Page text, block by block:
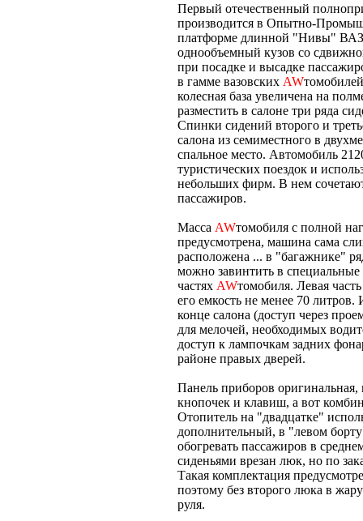
Первый отечественный
производится в Опытно-
платформе длинной "Нивы"
однообъемный кузов со
при посадке и высадке
в гамме вазовских AW
колесная база увеличена на
разместить в салоне три ряда
Спинки сидений второго и
салона из семиместного в
спальное место. Автомобиль
туристических поездок и
небольших фирм. В нем
пассажиров.
Масса AWтомобиля с полной
предусмотрена, машина сама
расположена ... в "багажнике"
можно завинтить в специальные
частях AWтомобиля. Левая
его емкость не менее 70
конце салона (доступ через
для мелочей, необходимых
доступ к лампочкам задних
районе правых дверей.
Панель приборов оригинальная,
кнопочек и клавиш, а вот
Отопитель на "двадцатке"
дополнительный, в "левом
обогревать пассажиров в
сиденьями врезан люк, но по
Такая комплектация
поэтому без второго люка в
руля.